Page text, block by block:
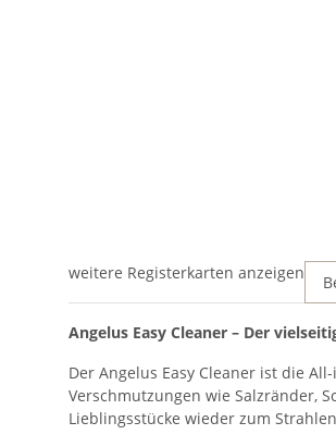
weitere Registerkarten anzeigen
Angelus Easy Cleaner – Der
Der Angelus Easy Cleaner ist die
Verschmutzungen wie Salzränder,
Lieblingsstücke wieder zum